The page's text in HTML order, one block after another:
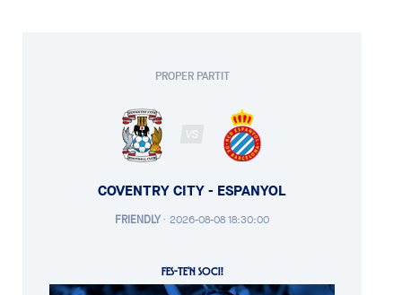
PROPER PARTIT
VS
COVENTRY CITY - ESPANYOL
FRIENDLY· 2026-08-08 18:30:00
FES-TE'N SOCI!